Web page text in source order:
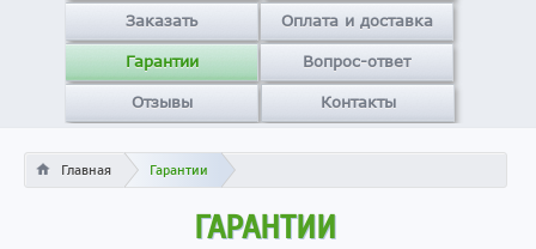
Заказать Оплата и доставка
Гарантии Вопрос-ответ
Отзывы Контакты
Главная Гарантии
ГАРАНТИИ